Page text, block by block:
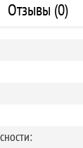
Отзывы (0)